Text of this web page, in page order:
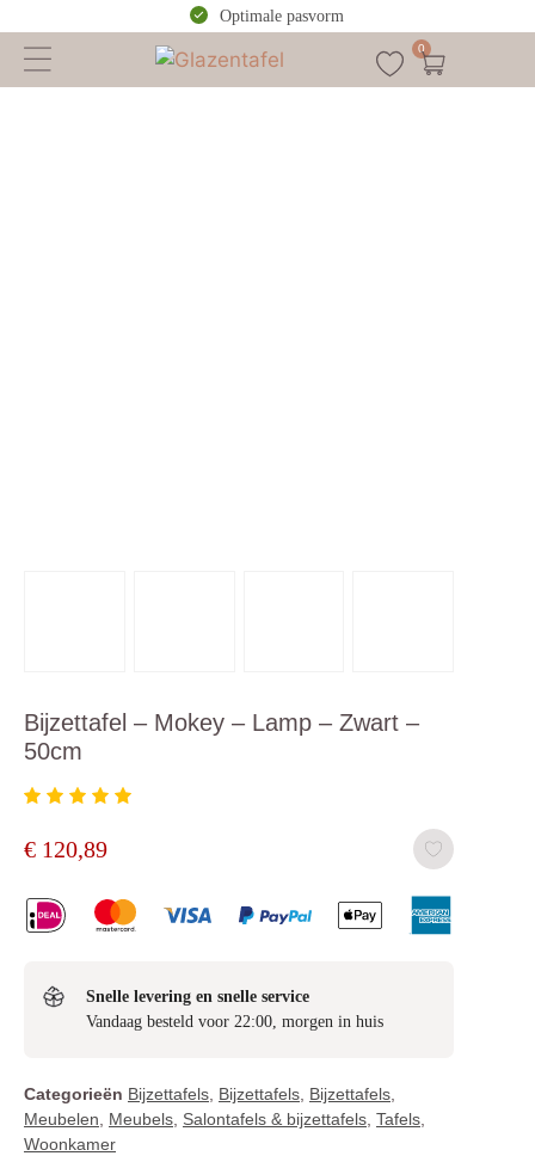
Optimale pasvorm
0
Bijzettafel – Mokey – Lamp – Zwart –
50cm
€ 120,89
Snelle levering en snelle service
Vandaag besteld voor 22:00, morgen in huis
Categorieën Bijzettafels, Bijzettafels, Bijzettafels,
Meubelen, Meubels, Salontafels & bijzettafels, Tafels,
Woonkamer